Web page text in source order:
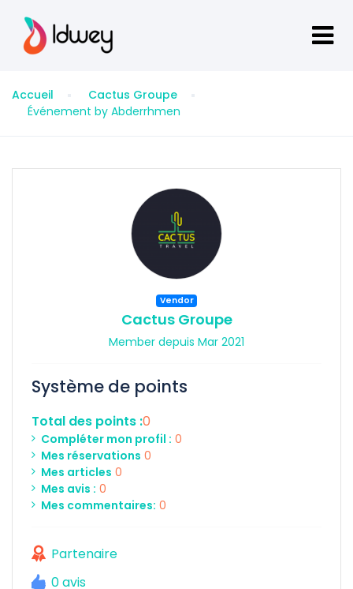
Accueil
Cactus Groupe
Événement by Abderrhmen
Vendor
Cactus Groupe
Member depuis Mar 2021
Système de points
Total des points :0
Compléter mon profil : 0
Mes réservations 0
Mes articles 0
Mes avis : 0
Mes commentaires: 0
Partenaire
0 avis